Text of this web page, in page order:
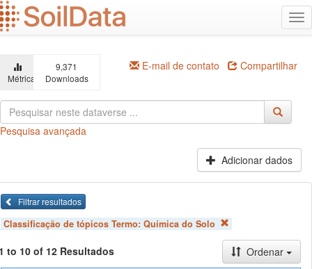
Ir
para
o
principal
Métricas
9,371
Downloads
E-mail de contato Compartilhar
Pesquisa avançada
Adicionar dados
Filtrar resultados
Classificação de tópicos Termo: Química do Solo
to 10 of 12 Resultados
Ordenar